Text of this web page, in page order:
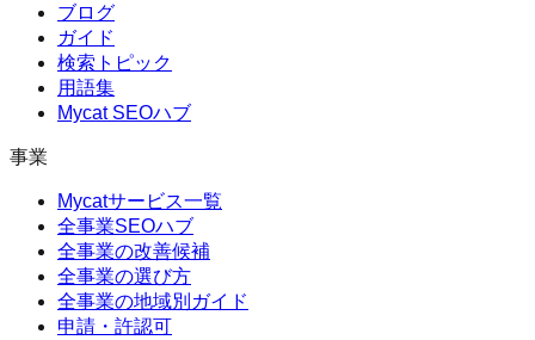
ブログ
ガイド
検索トピック
用語集
Mycat SEOハブ
事業
Mycatサービス一覧
全事業SEOハブ
全事業の改善候補
全事業の選び方
全事業の地域別ガイド
申請・許認可